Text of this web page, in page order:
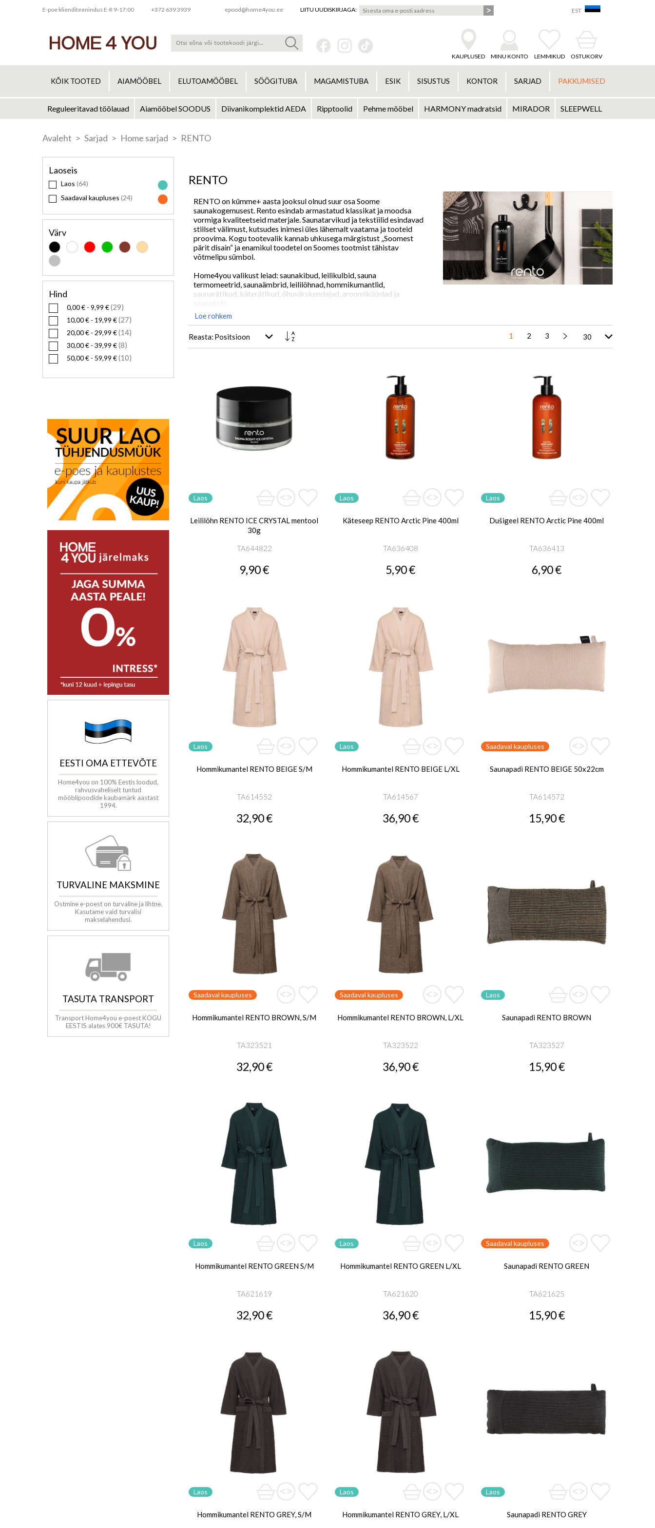
E-poe klienditeenindus E-R 9-17:00 +372 639 3939 epood@home4you.ee LIITU UUDISKIRJAGA: EST
KAUPLUSED MINU KONTO LEMMIKUD OSTUKORV
KÕIK TOOTED AIAMÖÖBEL ELUTOAMÖÖBEL SÖÖGITUBA MAGAMISTUBA ESIK SISUSTUS KONTOR SARJAD PAKKUMISED
Reguleeritavad töölauad Aiamööbel SOODUS Diivanikomplektid AEDA Ripptoolid Pehme mööbel HARMONY madratsid MIRADOR
SLEEPWELL
Avaleht Sarjad Home sarjad RENTO
RENTO
RENTO on kümme+ aasta jooksul olnud suur osa Soome
saunakogemusest. Rento esindab armastatud klassikat ja moodsa
vormiga kvaliteetseid materjale. Saunatarvikud ja tekstiilid esindavad
stiilset välimust, kutsudes inimesi üles lähemalt vaatama ja tooteid
proovima. Kogu tootevalik kannab uhkusega märgistust „Soomest
pärit disain“ ja enamikul toodetel on Soomes tootmist tähistav
võtmelipu sümbol.
Home4you valikust leiad: saunakibud, leilikulbid, sauna
termomeetrid, saunaämbrid, leililõhnad, hommikumantlid,
saunarätikud, käterätikud, õhuvärskendajad, aroomiküünlad ja
Loe rohkem
Reasta
Määra
suunas
1 2 3
Laos
Leililõhn RENTO ICE CRYSTAL mentool
30g
TA644822
9,90 €
Laos
Käteseep RENTO Arctic Pine 400ml
TA636408
5,90 €
Laos
Dušigeel RENTO Arctic Pine 400ml
TA636413
6,90 €
Laos
Hommikumantel RENTO BEIGE S/M
TA614552
32,90 €
Laos
Hommikumantel RENTO BEIGE L/XL
TA614567
36,90 €
Saadaval kaupluses
Saunapadi RENTO BEIGE 50x22cm
TA614572
15,90 €
Saadaval kaupluses
Hommikumantel RENTO BROWN, S/M
TA323521
32,90 €
Saadaval kaupluses
Hommikumantel RENTO BROWN, L/XL
TA323522
36,90 €
Laos
Saunapadi RENTO BROWN
TA323527
15,90 €
Laos
Hommikumantel RENTO GREEN S/M
TA621619
32,90 €
Laos
Hommikumantel RENTO GREEN L/XL
TA621620
36,90 €
Saadaval kaupluses
Saunapadi RENTO GREEN
TA621625
15,90 €
Laos
Hommikumantel RENTO GREY, S/M
Laos
Hommikumantel RENTO GREY, L/XL
Laos
Saunapadi RENTO GREY
Laoseis
Laos 64
Saadaval kaupluses 24
Värv
Hind
0,00 € - 9,99 € 29
10,00 € - 19,99 € 27
20,00 € - 29,99 € 14
30,00 € - 39,99 € 8
50,00 € - 59,99 € 10
EESTI OMA ETTEVÕTE
Home4you on 100% Eestis loodud,
rahvusvaheliselt tuntud
mööblipoodide kaubamärk aastast
1994.
TURVALINE MAKSMINE
Ostmine e-poest on turvaline ja lihtne.
Kasutame vaid turvalisi
makselahendusi.
TASUTA TRANSPORT
Transport Home4you e-poest KOGU
EESTIS alates 900€ TASUTA!